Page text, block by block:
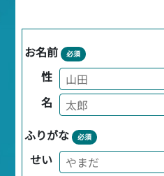
お名前 必須
性
名
ふりがな 必須
せい